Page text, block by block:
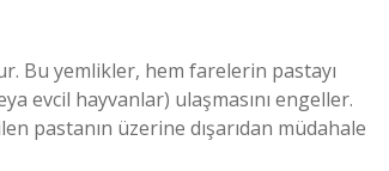
Bu yemlikler, hem farelerin pastayı
evcil hayvanlar) ulaşmasını engeller.
pastanın üzerine dışarıdan müdahale